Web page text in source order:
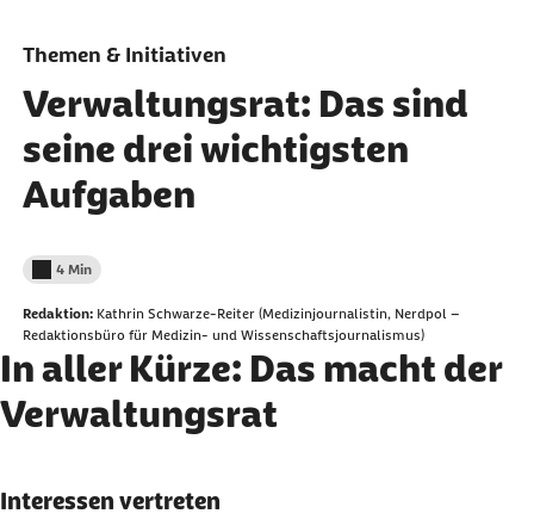
Themen & Initiativen
Verwaltungsrat: Das sind
seine drei wichtigsten
Aufgaben
Lesedauer weniger als
4 Min
Redaktion: Kathrin Schwarze-Reiter (Medizinjournalistin, Nerdpol –
Redaktionsbüro für Medizin- und Wissenschaftsjournalismus)
In aller Kürze: Das macht der
Verwaltungsrat
Karussell mit 3 Elementen
Element 1 von 3
Interessen vertreten